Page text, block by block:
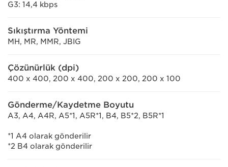
G3: 14,4 kbps
Sıkıştırma Yöntemi
MH, MR, MMR, JBIG
Çözünürlük (dpi)
400 x 400, 200 x 400, 200 x 200, 200 x 100
Gönderme/Kaydetme Boyutu
A3, A4, A4R, A5*1, A5R*1, B4, B5*2, B5R*1
*1 A4 olarak gönderilir
*2 B4 olarak gönderilir